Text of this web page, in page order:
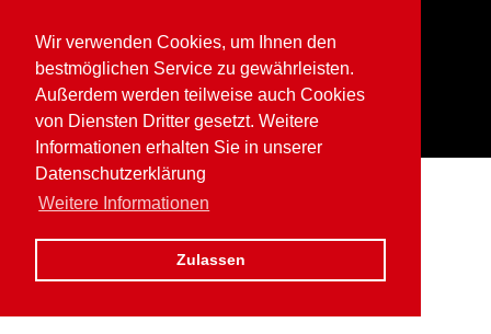
Wir verwenden Cookies, um Ihnen den
bestmöglichen Service zu gewährleisten.
Außerdem werden teilweise auch Cookies
von Diensten Dritter gesetzt. Weitere
Informationen erhalten Sie in unserer
Datenschutzerklärung
Weitere Informationen
Zulassen